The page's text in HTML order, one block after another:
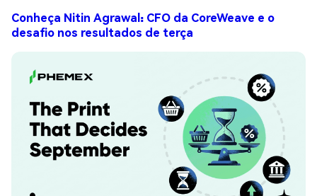
Conheça Nitin Agrawal: CFO da CoreWeave e o
desafio nos resultados de terça